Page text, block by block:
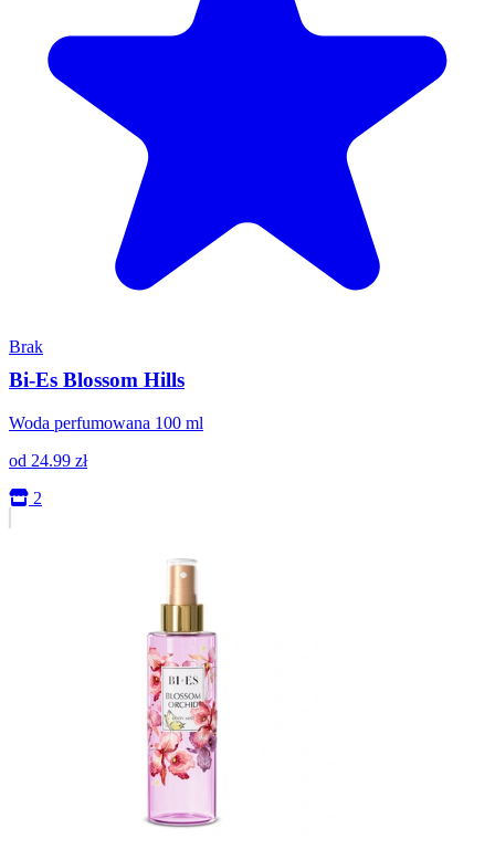
Brak
Bi-Es Blossom Hills
Woda perfumowana 100 ml
od 24.99 zł
2